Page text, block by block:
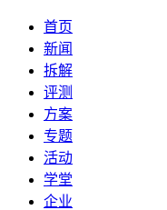
首页
新闻
拆解
评测
方案
专题
活动
学堂
企业